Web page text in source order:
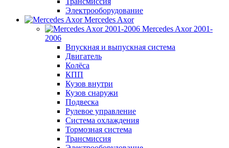
Электрооборудование
Mercedes Axor
Mercedes Axor 2001-
2006
Впускная и выпускная система
Двигатель
Колёса
КПП
Кузов внутри
Кузов снаружи
Подвеска
Рулевое управление
Система охлаждения
Тормозная система
Трансмиссия